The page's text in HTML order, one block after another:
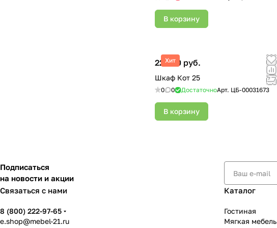
В корзину
Хит
22 000 руб.
Шкаф Кот 25
0 0 ДостаточноАрт. ЦБ-00031673
В корзину
Подписаться
на новости и акции
Связаться с нами
8 (800) 222-97-65
e.shop@mebel-21.ru
Каталог
Гостиная
Мягкая мебель